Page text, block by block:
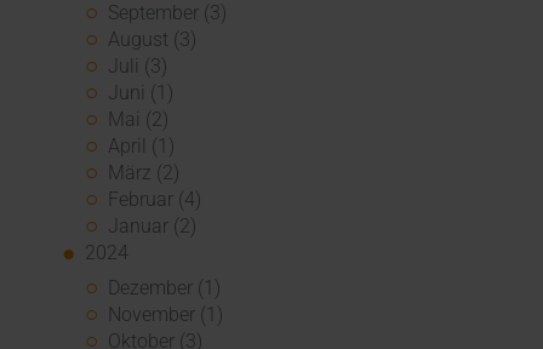
September (3)
August (3)
Juli (3)
Juni (1)
Mai (2)
April (1)
März (2)
Februar (4)
Januar (2)
2024
Dezember (1)
November (1)
Oktober (3)